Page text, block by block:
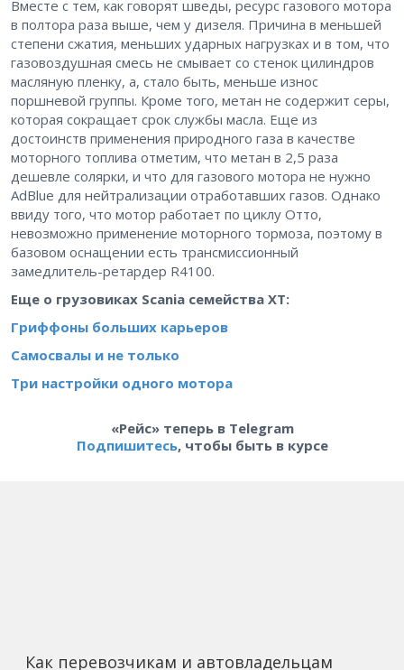
Вместе с тем, как говорят шведы, ресурс газового мотора
в полтора раза выше, чем у дизеля. Причина в меньшей
степени сжатия, меньших ударных нагрузках и в том, что
газовоздушная смесь не смывает со стенок цилиндров
масляную пленку, а, стало быть, меньше износ
поршневой группы. Кроме того, метан не содержит серы,
которая сокращает срок службы масла. Еще из
достоинств применения природного газа в качестве
моторного топлива отметим, что метан в 2,5 раза
дешевле солярки, и что для газового мотора не нужно
AdBlue для нейтрализации отработавших газов. Однако
ввиду того, что мотор работает по циклу Отто,
невозможно применение моторного тормоза, поэтому в
базовом оснащении есть трансмиссионный
замедлитель-ретардер R4100.
Еще о грузовиках Scania семейства ХТ:
Гриффоны больших карьеров
Самосвалы и не только
Три настройки одного мотора
«Рейс» теперь в Telegram
Подпишитесь, чтобы быть в курсе
Как перевозчикам и автовладельцам